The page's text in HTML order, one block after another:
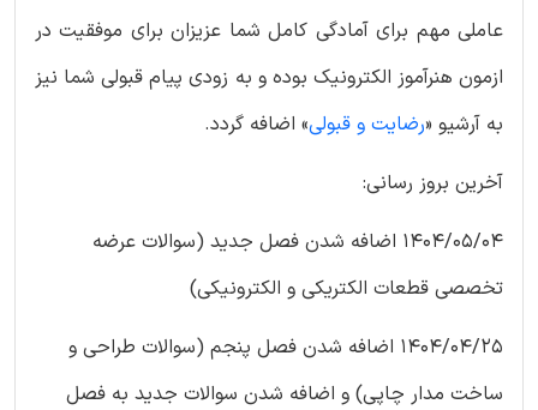
عاملی مهم برای آمادگی کامل شما عزیزان برای موفقیت در
ازمون هنرآموز الکترونیک بوده و به زودی پیام قبولی شما نیز
به آرشیو «رضایت و قبولی» اضافه گردد.
آخرین بروز رسانی:
1404/05/04 اضافه شدن فصل جدید (سوالات عرضه
تخصصی قطعات الکتریکی و الکترونیکی)
1404/04/25 اضافه شدن فصل پنجم (سوالات طراحی و
ساخت مدار چاپی) و اضافه شدن سوالات جدید به فصل